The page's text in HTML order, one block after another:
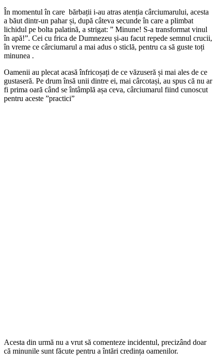
În momentul în care bărbații i-au atras atenția cârciumarului, acesta
a băut dintr-un pahar și, după câteva secunde în care a plimbat
lichidul pe bolta palatină, a strigat: ” Minune! S-a transformat vinul
în apă!”. Cei cu frica de Dumnezeu și-au facut repede semnul crucii,
în vreme ce cârciumarul a mai adus o sticlă, pentru ca să guste toți
minunea .
Oamenii au plecat acasă înfricoșați de ce văzuseră și mai ales de ce
gustaseră. Pe drum însă unii dintre ei, mai cârcotași, au spus că nu ar
fi prima oară când se întâmplă așa ceva, cârciumarul fiind cunoscut
pentru aceste ”practici”
Acesta din urmă nu a vrut să comenteze incidentul, precizând doar
că minunile sunt făcute pentru a întări credința oamenilor.